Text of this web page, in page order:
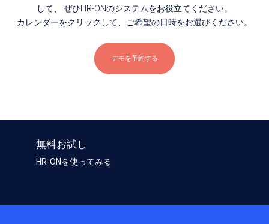
して、 ぜひHR-ONのシステムをお役立てください。
カレンダーをクリックして、ご希望の日時をお選びください。
デモを予約する
無料お試し
HR-ONを使ってみる